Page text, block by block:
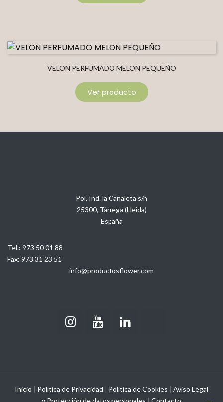
VELON PERFUMADO MELON PEQUEÑO
Ver producto
Pol. Ind. la Canaleta s/n
25300, Tàrrega (Lleida)
España
Tel.: 973 50 01 88
Fax: 973 31 23 51
info@productosflower.com
Inicio | Política de Privacidad | Política de Cookies | Aviso Legal